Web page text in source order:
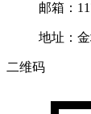
邮箱：
地址：
二维码